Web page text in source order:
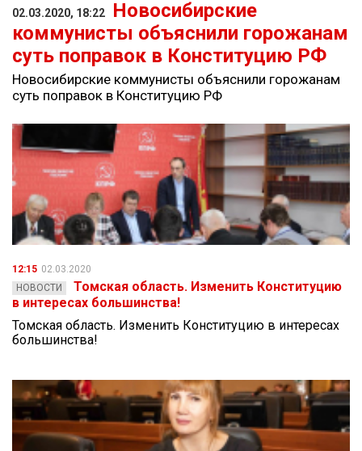
02.03.2020, 18:22
Новосибирские
коммунисты объяснили горожанам
суть поправок в Конституцию РФ
Новосибирские коммунисты объяснили горожанам
суть поправок в Конституцию РФ
12:15 02.03.2020
НОВОСТИ
Томская область. Изменить Конституцию
в интересах большинства!
Томская область. Изменить Конституцию в интересах
большинства!